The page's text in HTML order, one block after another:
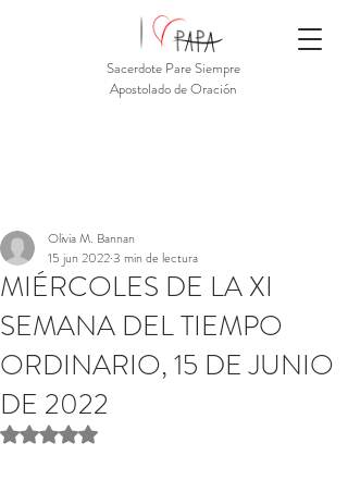
Sacerdote Pare Siempre
Apostolado de Oración
MIÉRCOLES DE LA XI
SEMANA DEL TIEMPO
ORDINARIO, 15 DE JUNIO
DE 2022
Olivia M. Bannan
15 jun 20223 min de lectura
Obtuvo NaN de 5 estrellas.